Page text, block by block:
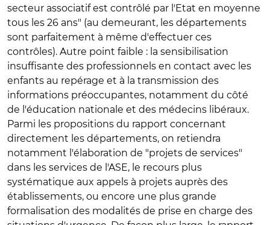
secteur associatif est contrôlé par l'Etat en moyenne
tous les 26 ans" (au demeurant, les départements
sont parfaitement à même d'effectuer ces
contrôles). Autre point faible : la sensibilisation
insuffisante des professionnels en contact avec les
enfants au repérage et à la transmission des
informations préoccupantes, notamment du côté
de l'éducation nationale et des médecins libéraux.
Parmi les propositions du rapport concernant
directement les départements, on retiendra
notamment l'élaboration de "projets de services"
dans les services de l'ASE, le recours plus
systématique aux appels à projets auprès des
établissements, ou encore une plus grande
formalisation des modalités de prise en charge des